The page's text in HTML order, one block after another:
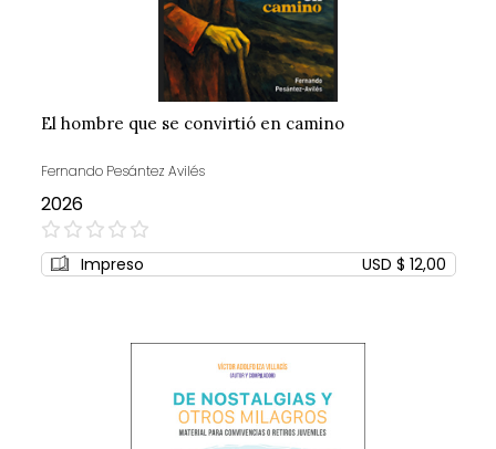
El hombre que se convirtió en camino
Fernando Pesántez Avilés
2026
0%
Impreso USD $ 12,00